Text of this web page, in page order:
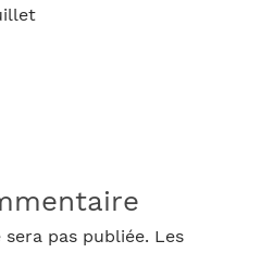
pas publiée. Les